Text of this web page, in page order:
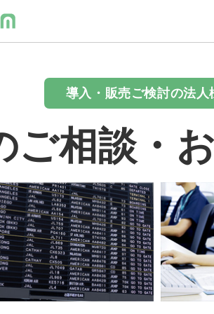
導入・販売ご検討の法人
ご相談・